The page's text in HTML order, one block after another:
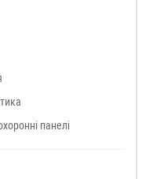
панелі